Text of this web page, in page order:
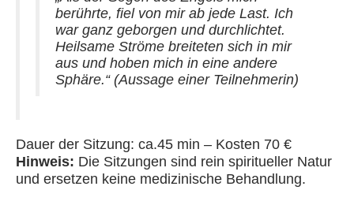
berührte, fiel von mir ab jede Last. Ich
war ganz geborgen und durchlichtet.
Heilsame Ströme breiteten sich in mir
aus und hoben mich in eine andere
Sphäre.“ (Aussage einer Teilnehmerin)
Dauer der Sitzung: ca.45 min – Kosten 70 €
Hinweis: Die Sitzungen sind rein spiritueller Natur
und ersetzen keine medizinische Behandlung.